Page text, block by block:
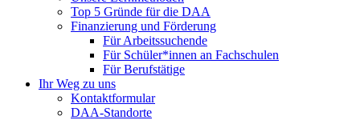
Top 5 Gründe für die DAA
Finanzierung und Förderung
Für Arbeitssuchende
Für Schüler*innen an Fachschulen
Für Berufstätige
Ihr Weg zu uns
Kontaktformular
DAA-Standorte